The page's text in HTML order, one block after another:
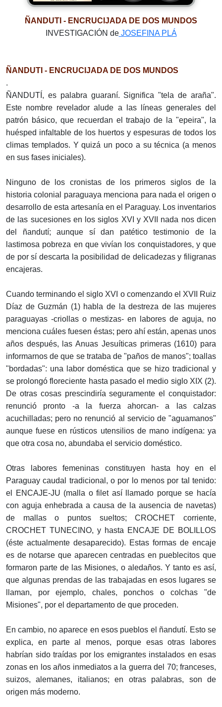
ÑANDUTI - ENCRUCIJADA DE DOS MUNDOS
INVESTIGACIÓN deJOSEFINA PLÁ
ÑANDUTI - ENCRUCIJADA DE DOS MUNDOS
.
ÑANDUTÍ, es palabra guaraní. Significa "tela de araña".
Este nombre revelador alude a las líneas generales del
patrón básico, que recuerdan el trabajo de la "epeira", la
huésped infaltable de los huertos y espesuras de todos los
climas templados. Y quizá un poco a su técnica (a menos
en sus fases iniciales).
Ninguno de los cronistas de los primeros siglos de la
historia colonial paraguaya menciona para nada el origen o
desarrollo de esta artesanía en el Paraguay. Los inventarios
de las sucesiones en los siglos XVI y XVII nada nos dicen
del ñandutí; aunque sí dan patético testimonio de la
lastimosa pobreza en que vivían los conquistadores, y que
de por sí descarta la posibilidad de delicadezas y filigranas
encajeras.
Cuando terminando el siglo XVI o comenzando el XVII Ruiz
Díaz de Guzmán (1) habla de la destreza de las mujeres
paraguayas -criollas o mestizas- en labores de aguja, no
menciona cuáles fuesen éstas; pero ahí están, apenas unos
años después, las Anuas Jesuíticas primeras (1610) para
informarnos de que se trataba de "paños de manos"; toallas
"bordadas": una labor doméstica que se hizo tradicional y
se prolongó floreciente hasta pasado el medio siglo XIX (2).
De otras cosas prescindiría seguramente el conquistador:
renunció pronto -a la fuerza ahorcan- a las calzas
acuchilladas; pero no renunció al servicio de "aguamanos"
aunque fuese en rústicos utensilios de mano indígena: ya
que otra cosa no, abundaba el servicio doméstico.
Otras labores femeninas constituyen hasta hoy en el
Paraguay caudal tradicional, o por lo menos por tal tenido:
el ENCAJE-JU (malla o filet así llamado porque se hacía
con aguja enhebrada a causa de la ausencia de navetas)
de mallas o puntos sueltos; CROCHET corriente,
CROCHET TUNECINO, y hasta ENCAJE DE BOLILLOS
(éste actualmente desaparecido). Estas formas de encaje
es de notarse que aparecen centradas en pueblecitos que
formaron parte de las Misiones, o aledaños. Y tanto es así,
que algunas prendas de las trabajadas en esos lugares se
llaman, por ejemplo, chales, ponchos o colchas "de
Misiones", por el departamento de que proceden.
En cambio, no aparece en esos pueblos el ñandutí. Esto se
explica, en parte al menos, porque esas otras labores
habrían sido traídas por los emigrantes instalados en esas
zonas en los años inmediatos a la guerra del 70; franceses,
suizos, alemanes, italianos; en otras palabras, son de
origen más moderno.